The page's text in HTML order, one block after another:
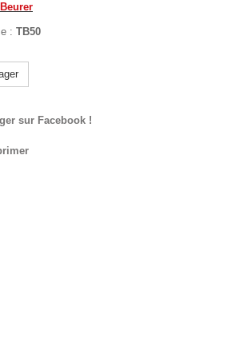
Beurer
: TB50
sur Facebook !